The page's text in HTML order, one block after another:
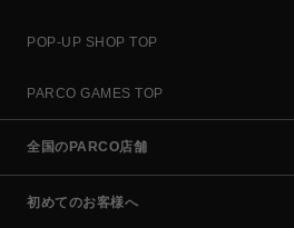
POP-UP SHOP TOP
PARCO GAMES TOP
全国のPARCO店舗
初めてのお客様へ